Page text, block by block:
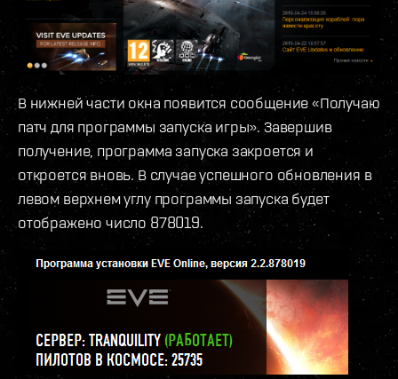
В нижней части окна появится сообщение «Получаю
патч для программы запуска игры». Завершив
получение, программа запуска закроется и
откроется вновь. В случае успешного обновления в
левом верхнем углу программы запуска будет
отображено число 878019.